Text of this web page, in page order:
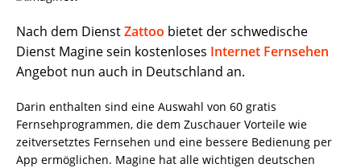
Nach dem DienstZattoo bietet der schwedische
Dienst Magine sein kostenloses Internet Fernsehen
Angebot nun auch in Deutschland an.
Darin enthalten sind eine Auswahl von 60 gratis
Fernsehprogrammen, die dem Zuschauer Vorteile wie
zeitversetztes Fernsehen und eine bessere Bedienung per
App ermöglichen. Magine hat alle wichtigen deutschen